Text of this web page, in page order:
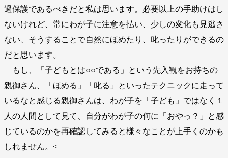
過保護であるべきだと私は思います。必要以上の手助けはし
ないけれど、常にわが子に注意を払い、少しの変化も見逃さ
ない、そうすることで自然にほめたり、叱ったりができるの
だと思います。
もし、「子どもとは○○である」という先入観をお持ちの
親御さん、「ほめる」「叱る」といったテクニックに走って
いるなと感じる親御さんは、わが子を「子ども」ではなく１
人の人間として見て、自分がわが子の何に「おやっ？」と感
じているのかを再確認してみると様々なことが上手くのかも
しれません。<